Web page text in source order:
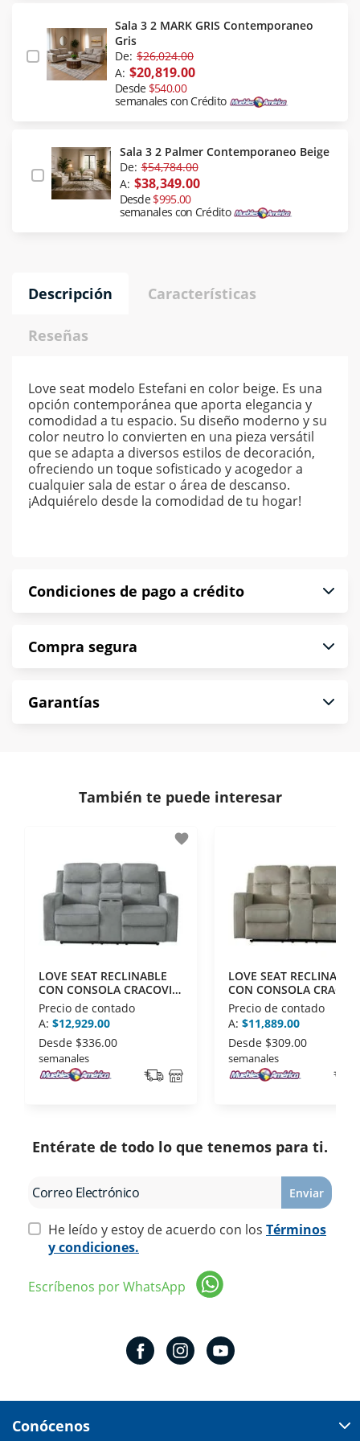
Sala 3 2 MARK GRIS Contemporaneo
Gris
De: $26,024.00
A: $20,819.00
Desde $540.00
semanales con Crédito
Sala 3 2 Palmer Contemporaneo Beige
De: $54,784.00
A: $38,349.00
Desde$995.00
semanales con Crédito
Descripción Características
Reseñas
Love seat modelo Estefani en color beige. Es una
opción contemporánea que aporta elegancia y
comodidad a tu espacio. Su diseño moderno y su
color neutro lo convierten en una pieza versátil
que se adapta a diversos estilos de decoración,
ofreciendo un toque sofisticado y acogedor a
cualquier sala de estar o área de descanso.
¡Adquiérelo desde la comodidad de tu hogar!
Condiciones de pago a crédito
puntualmente. Al finalizar tu compra generas el
*Sujeto a aprobación de crédito conforme a
norma de Muebles América.
Compra segura
compra es segura de principio a fin.
- Certificados de seguridad SSL y Encriptación 3D.
disposiciones legales y Códigos de Ética de la
- Nos encontramos en la lista de socios Activos de
la Asociación de Internet.MX.
Garantías
También te puede interesar
favorite
LOVE SEAT RECLINABLE
CON CONSOLA CRACOVIA
SG18 GRIS
Precio de contado
A: $12,929.00
Desde $336.00
semanales
LOVE SEAT RECLINABLE
CON CONSOLA
SG18 BEIGE
Precio de contado
A: $11,889.00
Desde $309.00
semanales
Entérate de todo lo que tenemos para ti.
Enviar
He leído y estoy de acuerdo con los Términos
y condiciones.
Escríbenos por WhatsApp
Conócenos